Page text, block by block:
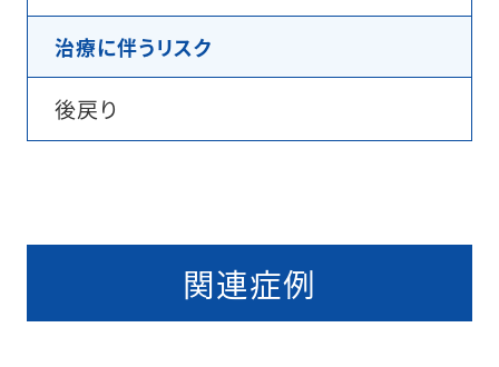
治療に伴うリスク
後戻り
関連症例